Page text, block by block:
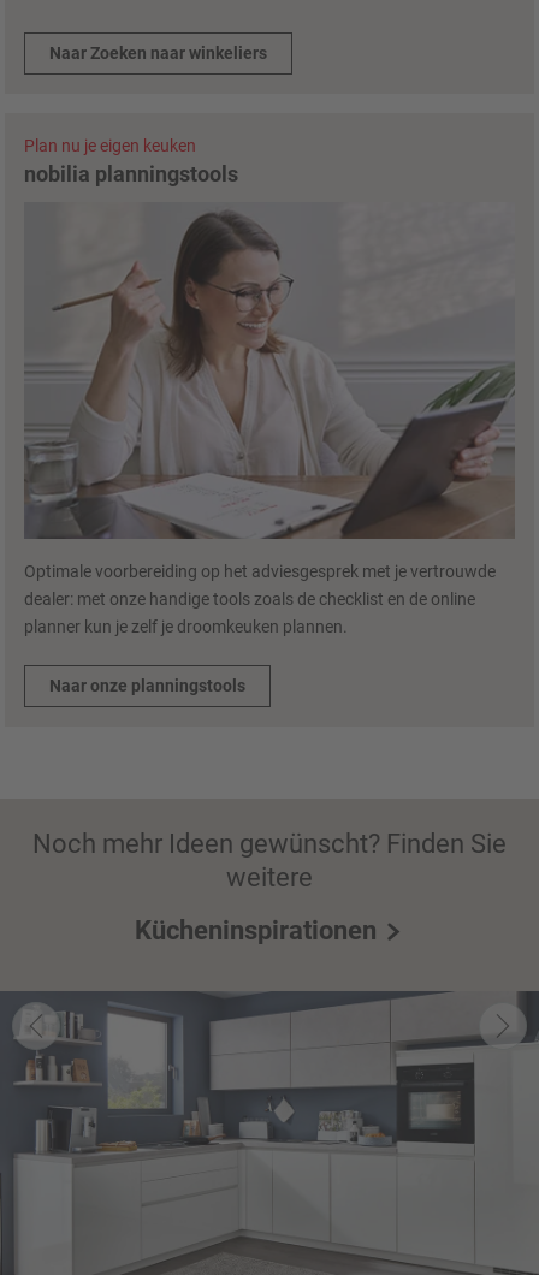
Naar Zoeken naar winkeliers
Plan nu je eigen keuken
nobilia planningstools
Optimale voorbereiding op het adviesgesprek met je vertrouwde
dealer: met onze handige tools zoals de checklist en de online
planner kun je zelf je droomkeuken plannen.
Naar onze planningstools
Noch mehr Ideen gewünscht? Finden Sie
weitere
Kücheninspirationen